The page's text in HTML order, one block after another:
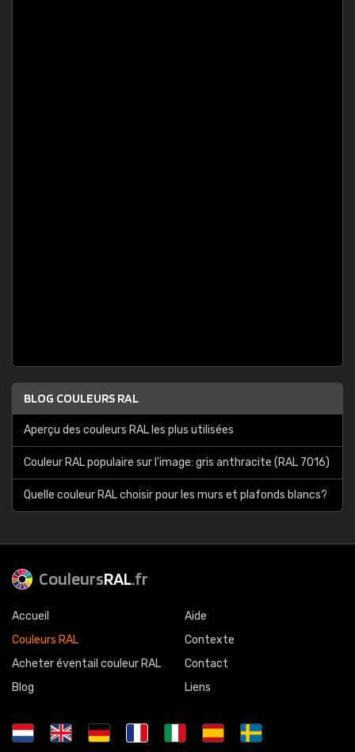
BLOG COULEURS RAL
Aperçu des couleurs RAL les plus utilisées
Couleur RAL populaire sur l'image: gris anthracite (RAL 7016)
Quelle couleur RAL choisir pour les murs et plafonds blancs?
CouleursRAL.fr
Accueil
Couleurs RAL
Acheter éventail couleur RAL
Blog
Aide
Contexte
Contact
Liens